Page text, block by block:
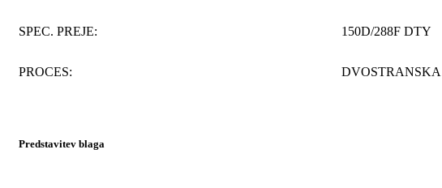
SPEC. PREJE: 150D/288F DTY
PROCES:
Predstavitev blaga